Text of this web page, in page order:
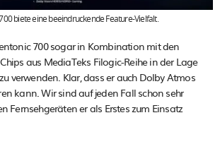
biete eine beeindruckende Feature-Vielfalt.
700 sogar in Kombination mit den
aus MediaTeks Filogic-Reihe in der Lage
verwenden. Klar, dass er auch Dolby Atmos
kann. Wir sind auf jeden Fall schon sehr
Fernsehgeräten er als Erstes zum Einsatz